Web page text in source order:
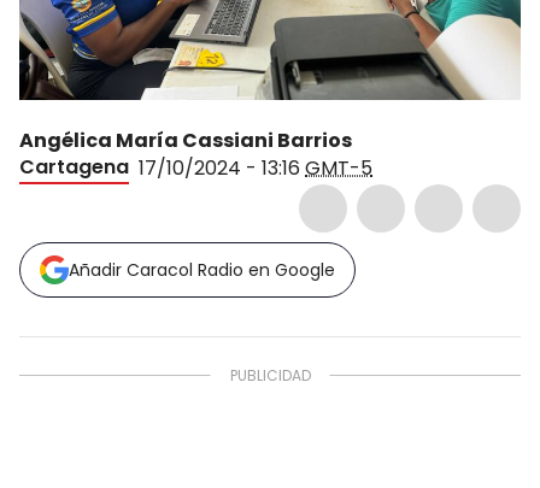
Angélica María Cassiani Barrios
Cartagena 17/10/2024 - 13:16 GMT-5
Añadir Caracol Radio en Google